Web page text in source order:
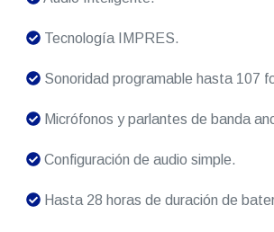
Tecnología IMPRES.
Sonoridad programable hasta 107
Micrófonos y parlantes de banda
Configuración de audio simple.
Hasta 28 horas de duración de